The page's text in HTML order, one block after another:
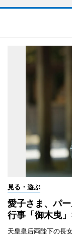
見る・遊ぶ
愛子さま、パ
行事「御木曳
天皇皇后両陛下の長